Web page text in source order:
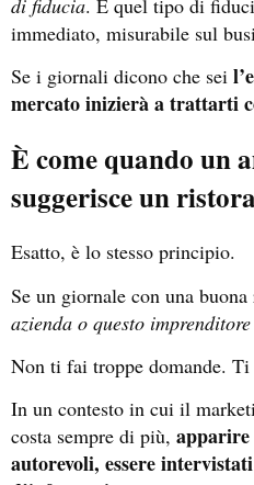
di fiducia. E quel tipo di
immediato, misurabile sul
Se i giornali dicono che sei
mercato inizierà a trattarti
È come quando un
suggerisce un
Esatto, è lo stesso principio.
Se un giornale con una
azienda o questo
Non ti fai troppe domande. Ti
In un contesto in cui il
costa sempre di più, apparire
autorevoli, essere